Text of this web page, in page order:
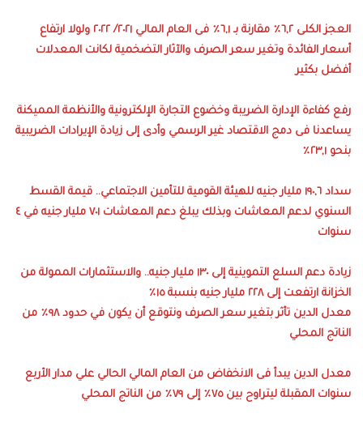
العجز الكلى ٦,٢٪ مقارنة بـ ٦,١٪ فى العام المالي ٢٠٢١/ ٢٠٢٢ ولولا ارتفاع
أسعار الفائدة وتغير سعر الصرف والآثار التضخمية لكانت المعدلات
أفضل بكثير
رفع كفاءة الإدارة الضريبة وخضوع التجارة الإلكترونية والأنظمة المميكنة
يساعدنا فى دمج الاقتصاد غير الرسمي وأدى إلى زيادة الإيرادات الضريبية
بنحو ٢٣,١٪
سداد ١٩٠,٦ مليار جنيه للهيئة القومية للتأمين الاجتماعي.. قيمة القسط
السنوي لدعم المعاشات وبذلك يبلغ دعم المعاشات ٧٠١ مليار جنيه في ٤
سنوات
زيادة دعم السلع التموينية إلى ١٣٠ مليار جنيه.. والاستثمارات الممولة من
الخزانة ارتفعت إلى ٢٢٨ مليار جنيه بنسبة ١٥٪
معدل الدين تأثر بتغير سعر الصرف ونتوقع أن يكون في حدود ٩٨٪ من
الناتج المحلي
معدل الدين يبدأ فى الانخفاض من العام المالي الحالي علي مدار الأربع
سنوات المقبلة ليتراوح بين ٧٥٪ إلى ٧٩٪ من الناتج المحلي